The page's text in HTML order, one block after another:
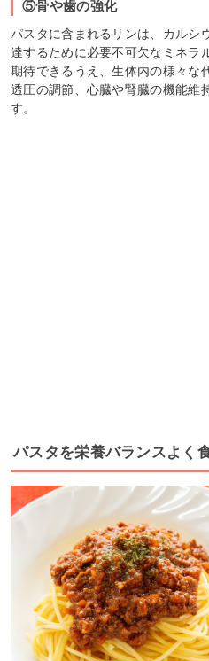
⑤骨や歯の強化
パスタに含まれるリンは、カルシ
達するために必要不可欠なミネラ
期待できるうえ、生体内の様々な
透圧の調節、心臓や腎臓の機能維
す。
パスタを栄養バランスよく